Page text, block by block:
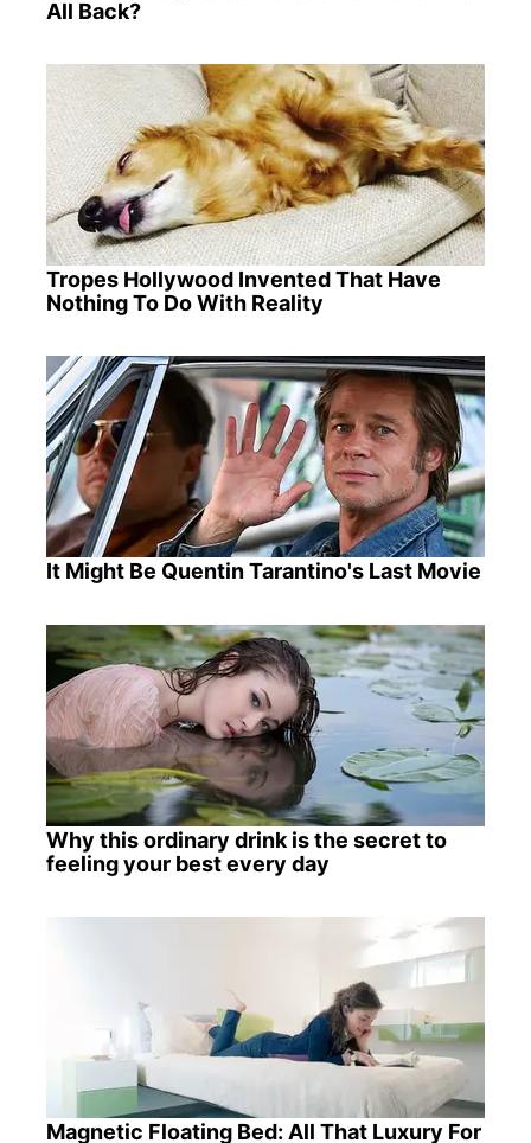
All Back?
Tropes Hollywood Invented That Have
Nothing To Do With Reality
It Might Be Quentin Tarantino's Last Movie
Why this ordinary drink is the secret to
feeling your best every day
Magnetic Floating Bed: All That Luxury For